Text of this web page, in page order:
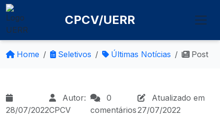
CPCV/UERR
Home Seletivos Últimas Notícias Post
28/07/2022
Autor:
CPCV
0
comentários
Atualizado em
27/07/2022